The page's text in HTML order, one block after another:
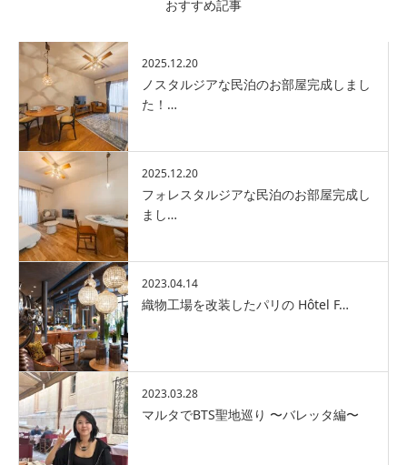
おすすめ記事
2025.12.20
ノスタルジアな民泊のお部屋完成しまし
た！…
2025.12.20
フォレスタルジアな民泊のお部屋完成し
まし…
2023.04.14
織物工場を改装したパリの Hôtel F…
2023.03.28
マルタでBTS聖地巡り 〜バレッタ編〜